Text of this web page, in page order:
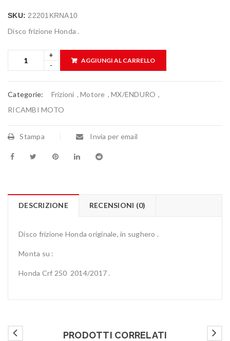
SKU: 22201KRNA10
Disco frizione Honda .
AGGIUNGI AL CARRELLO
Categorie: Frizioni , Motore , MX/ENDURO ,
RICAMBI MOTO
Stampa Invia per email
DESCRIZIONE RECENSIONI (0)
Disco frizione Honda originale, in sughero .
Monta su :
Honda Crf 250 2014/2017 .
PRODOTTI CORRELATI